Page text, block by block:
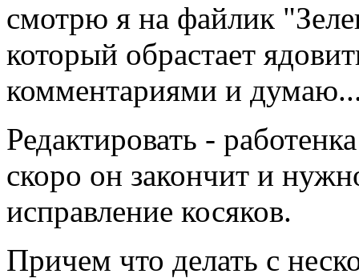
смотрю я на файлик
который обрастает
комментариями и
Редактировать -
скоро он закончит и
исправление косяков.
Причем что делать с